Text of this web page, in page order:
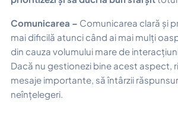
Comunicarea – Comunicarea clară și
mai dificilă atunci când ai mai mulți
din cauza volumului mare de
Dacă nu gestionezi bine acest aspect,
mesaje importante, să întârzii
neînțelegeri.